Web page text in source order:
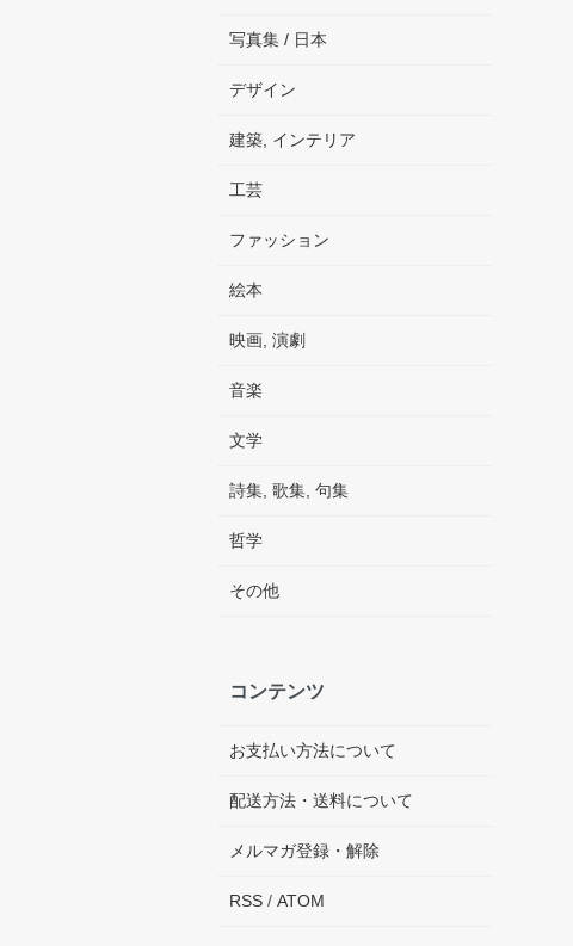
写真集 / 日本
デザイン
建築, インテリア
工芸
ファッション
絵本
映画, 演劇
音楽
文学
詩集, 歌集, 句集
哲学
その他
コンテンツ
お支払い方法について
配送方法・送料について
メルマガ登録・解除
RSS / ATOM